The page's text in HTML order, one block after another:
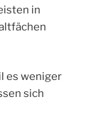
in
es weniger
sich